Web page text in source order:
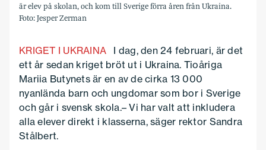
är elev på skolan, och kom till Sverige förra åren från Ukraina.
Foto: Jesper Zerman
KRIGET I UKRAINA
I dag, den 24 februari, är det
ett år sedan kriget bröt ut i Ukraina. Tioåriga
Mariia Butynets är en av de cirka 13 000
nyanlända barn och ungdomar som bor i Sverige
och går i svensk skola.– Vi har valt att inkludera
alla elever direkt i klasserna, säger rektor Sandra
Stålbert.